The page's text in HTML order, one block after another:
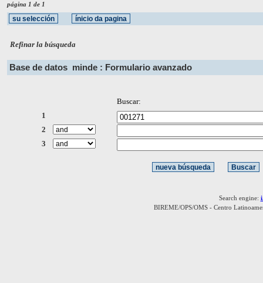
página 1 de 1
Refinar la búsqueda
Base de datos minde : Formulario avanzado
Buscar:
1
2
3
Search engine:
BIREME/OPS/OMS - Centro